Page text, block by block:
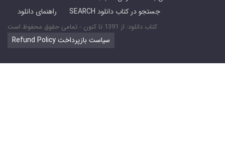
راهنمای دانلود
SEARCH جستجو در کتاب دانلود
کتاب دانلود: از 1391 تا کنون - تمامی حقوق محفوظ است
Refund Policy سیاست بازپرداخت